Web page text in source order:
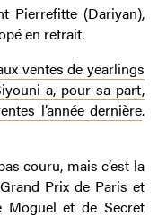
Pierrefitte (Dariyan),
en retrait.
ventes de yearlings
a, pour sa part,
l’année dernière.
couru, mais c’est la
Prix de Paris et
Moguel et de Secret